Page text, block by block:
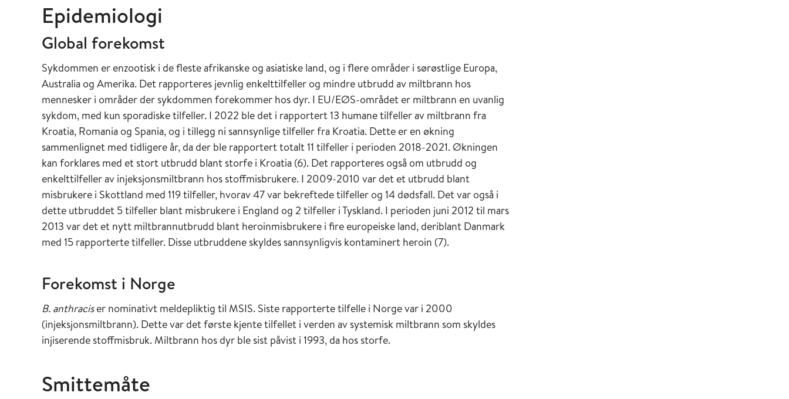
hadde håndtert smittet storfe i 1967.
I 2008, 2012, 2013 og 2016 var det miltbrannutbrudd i Sverige, hovedsakelig blant storfe. Ingen
mennesker ble syke. Det var i 2016 også et større utbrudd i Jamalo-Nenetsk nordvest på den
sibirske sletta i Russland med over 2300 døde reinsdyr og med over 100 smittede mennesker, og
hvorav 1 dødsfall (1-3). Ved spesielle forhold som eksplosjoner eller utslipp til luft kan
miltbrannsporer gi luftbåren smitte, som ved Sverdlovsk-utbruddet i 1979 (4).
Epidemiologi
Global forekomst
Sykdommen er enzootisk i de fleste afrikanske og asiatiske land, og i flere områder i sørøstlige Europa,
Australia og Amerika. Det rapporteres jevnlig enkelttilfeller og mindre utbrudd av miltbrann hos
mennesker i områder der sykdommen forekommer hos dyr. I EU/EØS-området er miltbrann en uvanlig
sykdom, med kun sporadiske tilfeller. I 2022 ble det i rapportert 13 humane tilfeller av miltbrann fra
Kroatia, Romania og Spania, og i tillegg ni sannsynlige tilfeller fra Kroatia. Dette er en økning
sammenlignet med tidligere år, da der ble rapportert totalt 11 tilfeller i perioden 2018-2021. Økningen
kan forklares med et stort utbrudd blant storfe i Kroatia (6). Det rapporteres også om utbrudd og
enkelttilfeller av injeksjonsmiltbrann hos stoffmisbrukere. I 2009-2010 var det et utbrudd blant
misbrukere i Skottland med 119 tilfeller, hvorav 47 var bekreftede tilfeller og 14 dødsfall. Det var også i
dette utbruddet 5 tilfeller blant misbrukere i England og 2 tilfeller i Tyskland. I perioden juni 2012 til mars
2013 var det et nytt miltbrannutbrudd blant heroinmisbrukere i fire europeiske land, deriblant Danmark
med 15 rapporterte tilfeller. Disse utbruddene skyldes sannsynligvis kontaminert heroin (7).
Forekomst i Norge
B. anthraciser nominativt meldepliktig til MSIS. Siste rapporterte tilfelle i Norge var i 2000
(injeksjonsmiltbrann). Dette var det første kjente tilfellet i verden av systemisk miltbrann som skyldes
injiserende stoffmisbruk. Miltbrann hos dyr ble sist påvist i 1993, da hos storfe.
Smittemåte